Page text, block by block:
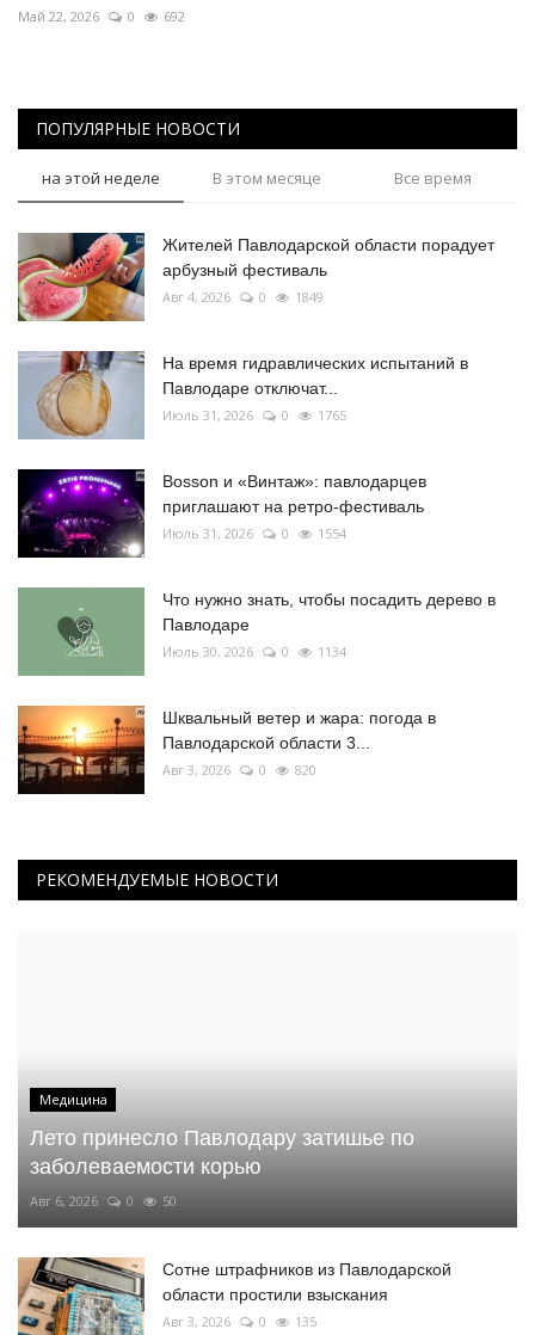
Май 22, 2026 0 692
ПОПУЛЯРНЫЕ НОВОСТИ
на этой неделе В этом месяце Все время
Жителей Павлодарской области порадует
арбузный фестиваль
Авг 4, 2026 0 1849
На время гидравлических испытаний в
Павлодаре отключат...
Июль 31, 2026 0 1765
Bosson и «Винтаж»: павлодарцев
приглашают на ретро-фестиваль
Июль 31, 2026 0 1554
Что нужно знать, чтобы посадить дерево в
Павлодаре
Июль 30, 2026 0 1134
Шквальный ветер и жара: погода в
Павлодарской области 3...
Авг 3, 2026 0 820
РЕКОМЕНДУЕМЫЕ НОВОСТИ
Медицина
Лето принесло Павлодару затишье по
заболеваемости корью
Авг 6, 2026 0 50
Сотне штрафников из Павлодарской
области простили взыскания
Авг 3, 2026 0 135